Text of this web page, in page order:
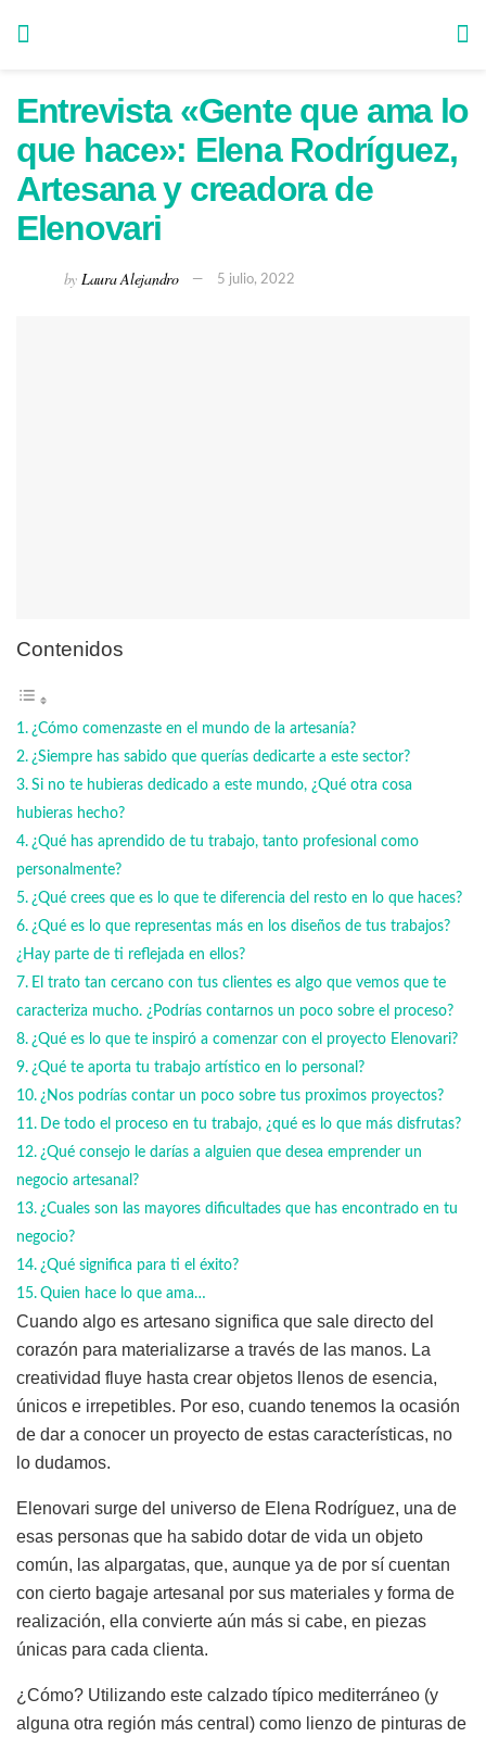
Entrevista «Gente que ama lo
que hace»: Elena Rodríguez,
Artesana y creadora de
Elenovari
by Laura Alejandro 5 julio, 2022
Contenidos
¿Cómo comenzaste en el mundo de la artesanía?
¿Siempre has sabido que querías dedicarte a este sector?
Si no te hubieras dedicado a este mundo, ¿Qué otra cosa
hubieras hecho?
¿Qué has aprendido de tu trabajo, tanto profesional como
personalmente?
¿Qué crees que es lo que te diferencia del resto en lo que haces?
¿Qué es lo que representas más en los diseños de tus trabajos?
¿Hay parte de ti reflejada en ellos?
El trato tan cercano con tus clientes es algo que vemos que te
caracteriza mucho. ¿Podrías contarnos un poco sobre el proceso?
¿Qué es lo que te inspiró a comenzar con el proyecto Elenovari?
¿Qué te aporta tu trabajo artístico en lo personal?
¿Nos podrías contar un poco sobre tus proximos proyectos?
De todo el proceso en tu trabajo, ¿qué es lo que más disfrutas?
¿Qué consejo le darías a alguien que desea emprender un
negocio artesanal?
¿Cuales son las mayores dificultades que has encontrado en tu
negocio?
¿Qué significa para ti el éxito?
Quien hace lo que ama…
Cuando algo es artesano significa que sale directo del
corazón para materializarse a través de las manos. La
creatividad fluye hasta crear objetos llenos de esencia,
únicos e irrepetibles. Por eso, cuando tenemos la ocasión
de dar a conocer un proyecto de estas características, no
lo dudamos.
Elenovari surge del universo de Elena Rodríguez, una de
esas personas que ha sabido dotar de vida un objeto
común, las alpargatas, que, aunque ya de por sí cuentan
con cierto bagaje artesanal por sus materiales y forma de
realización, ella convierte aún más si cabe, en piezas
únicas para cada clienta.
¿Cómo? Utilizando este calzado típico mediterráneo (y
alguna otra región más central) como lienzo de pinturas de